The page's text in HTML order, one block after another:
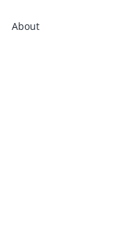
About